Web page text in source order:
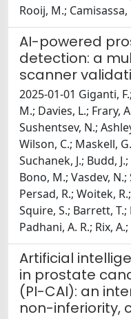
Rooij, M.;
AI-powered
detection: a
scanner
2025-01-01 Giganti,
M.; Davies, L.; Frary,
Sushentsev, N.;
Wilson, C.; Maskell,
Suchanek, J.; Budd,
Bono, M.; Vasdev,
Persad, R.; Woitek,
Squire, S.; Barrett,
Padhani, A. R.; Rix,
Artificial
in prostate
(PI-CAI): an
non-inferiority,